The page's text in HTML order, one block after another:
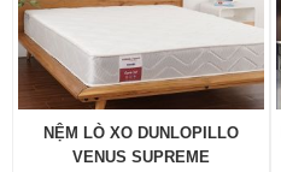
NỆM LÒ XO DUNLOPILLO
VENUS SUPREME